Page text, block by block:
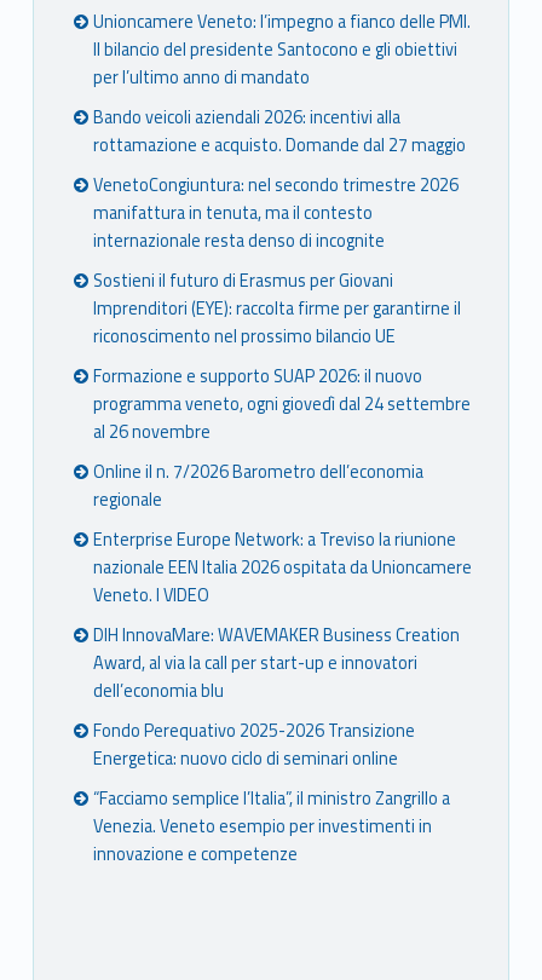
Unioncamere Veneto: l’impegno a fianco delle PMI.
Il bilancio del presidente Santocono e gli obiettivi
per l’ultimo anno di mandato
Bando veicoli aziendali 2026: incentivi alla
rottamazione e acquisto. Domande dal 27 maggio
VenetoCongiuntura: nel secondo trimestre 2026
manifattura in tenuta, ma il contesto
internazionale resta denso di incognite
Sostieni il futuro di Erasmus per Giovani
Imprenditori (EYE): raccolta firme per garantirne il
riconoscimento nel prossimo bilancio UE
Formazione e supporto SUAP 2026: il nuovo
programma veneto, ogni giovedì dal 24 settembre
al 26 novembre
Online il n. 7/2026 Barometro dell’economia
regionale
Enterprise Europe Network: a Treviso la riunione
nazionale EEN Italia 2026 ospitata da Unioncamere
Veneto. I VIDEO
DIH InnovaMare: WAVEMAKER Business Creation
Award, al via la call per start-up e innovatori
dell’economia blu
Fondo Perequativo 2025-2026 Transizione
Energetica: nuovo ciclo di seminari online
“Facciamo semplice l’Italia”, il ministro Zangrillo a
Venezia. Veneto esempio per investimenti in
innovazione e competenze